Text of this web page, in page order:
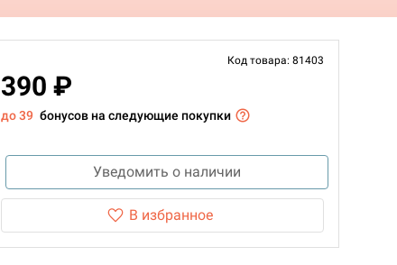
Код товара: 81403
390 ₽
до 39 бонусов на следующие покупки
Уведомить о наличии
В избранное